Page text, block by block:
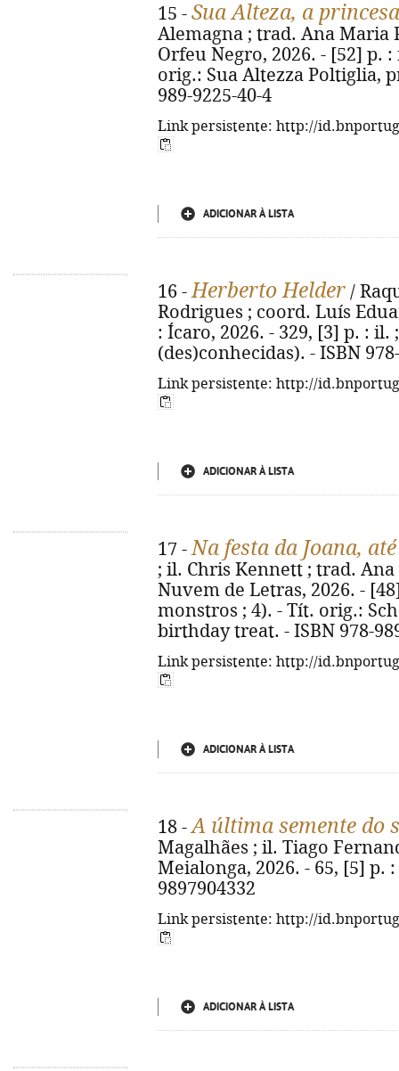
15 - Sua Alteza, a
Alemagna ; trad. Ana Maria
Orfeu Negro, 2026. - [52] p.
orig.: Sua Altezza Poltiglia,
989-9225-40-4
Link persistente: http://
ADICIONAR À LISTA
16 -Herberto Helder /
Rodrigues ; coord. Luís
: Ícaro, 2026. - 329, [3] p. : il.
(des)conhecidas). - ISBN
Link persistente: http://
ADICIONAR À LISTA
17 -Na festa da Joana,
; il. Chris Kennett ; trad. Ana
Nuvem de Letras, 2026. -
monstros ; 4). - Tít. orig.:
birthday treat. - ISBN 978-
Link persistente: http://
ADICIONAR À LISTA
18 -A última semente do
Magalhães ; il. Tiago
Meialonga, 2026. - 65, [5] p.
9897904332
Link persistente: http://
ADICIONAR À LISTA